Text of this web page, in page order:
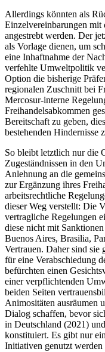
Allerdings könnten als
Einzelvereinbarungen mit
angestrebt werden. Der
als Vorlage dienen, um
eine Inhaftnahme der
verfehlte Umweltpolitik
Option die bisherige
regionalen Zuschnitt bei
Mercosur-interne
Freihandelsabkommen
Bereitschaft zu geben,
bestehenden Hindernisse
So bleibt letztlich nur die
Zugeständnissen in den
Anlehnung an die
zur Ergänzung ihres
arbeitsrechtliche
dieser Weg verstellt: Die
vertragliche Regelungen
diese nicht mit
Buenos Aires, Brasilia,
Vertrauen. Daher sind sie
für eine Verabschiedung
befürchten einen
einer verpflichtenden
beiden Seiten
Animositäten ausräumen
Dialog schaffen, bevor
in Deutschland (2021)
konstituiert. Es gibt nur
Initiativen genutzt werden